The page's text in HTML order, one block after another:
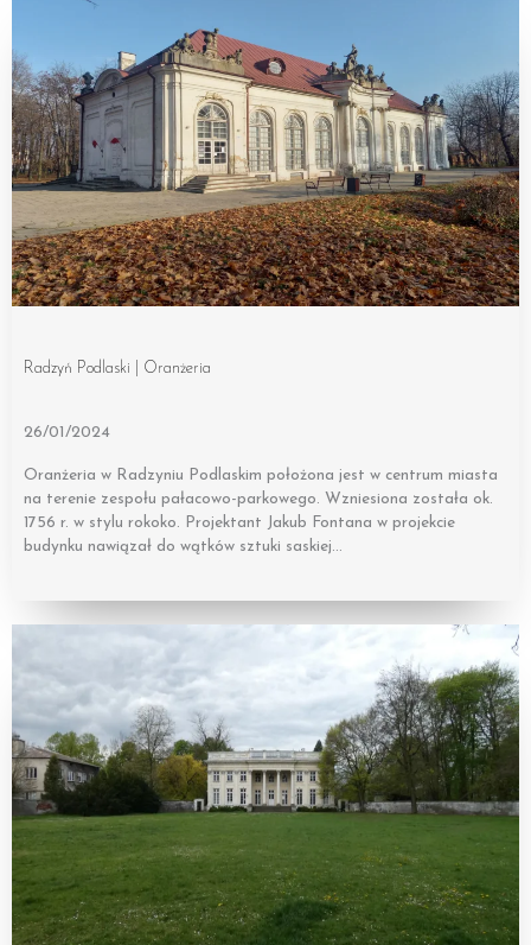
Radzyń Podlaski | Oranżeria
26/01/2024
Oranżeria w Radzyniu Podlaskim położona jest w centrum miasta
na terenie zespołu pałacowo-parkowego. Wzniesiona została ok.
1756 r. w stylu rokoko. Projektant Jakub Fontana w projekcie
budynku nawiązał do wątków sztuki saskiej…